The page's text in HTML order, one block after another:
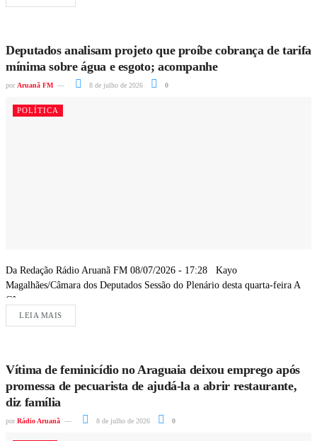
Deputados analisam projeto que proíbe cobrança de tarifa
mínima sobre água e esgoto; acompanhe
por Aruanã FM 8 de julho de 2026 0
POLÍTICA
Da Redação Rádio Aruanã FM 08/07/2026 - 17:28 Kayo
Magalhães/Câmara dos Deputados Sessão do Plenário desta quarta-feira A
Câmara...
LEIA MAIS
Vítima de feminicídio no Araguaia deixou emprego após
promessa de pecuarista de ajudá-la a abrir restaurante,
diz família
por Rádio Aruanã 8 de julho de 2026 0